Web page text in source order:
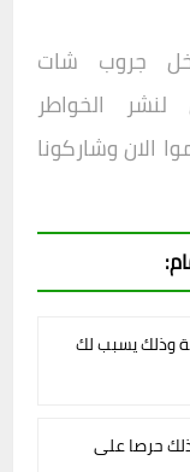
جروب شات
الخواطر
الان وشاركونا
وذلك يسبب لك
حرصا على